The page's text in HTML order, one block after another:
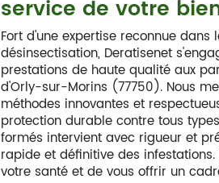
service de votre
Fort d'une expertise reconnue
désinsectisation, Deratisenet
prestations de haute qualité aux
d'Orly-sur-Morins (77750). Nous
méthodes innovantes et
protection durable contre tous
formés intervient avec rigueur et
rapide et définitive des
votre santé et de vous offrir un